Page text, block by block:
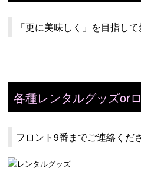
「更に美味しく」を目指し
各種レンタルグッズor
フロント9番までご連絡くだ